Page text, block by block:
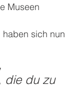
Museen
haben sich nun
die du zu